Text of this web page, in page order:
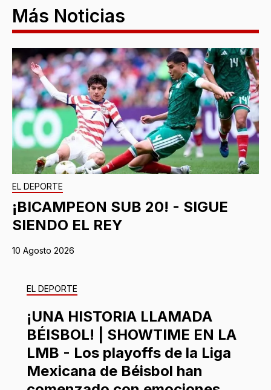
Más Noticias
EL DEPORTE
¡BICAMPEON SUB 20! - SIGUE
SIENDO EL REY
10 Agosto 2026
EL DEPORTE
¡UNA HISTORIA LLAMADA
BÉISBOL! | SHOWTIME EN LA
LMB - Los playoffs de la Liga
Mexicana de Béisbol han